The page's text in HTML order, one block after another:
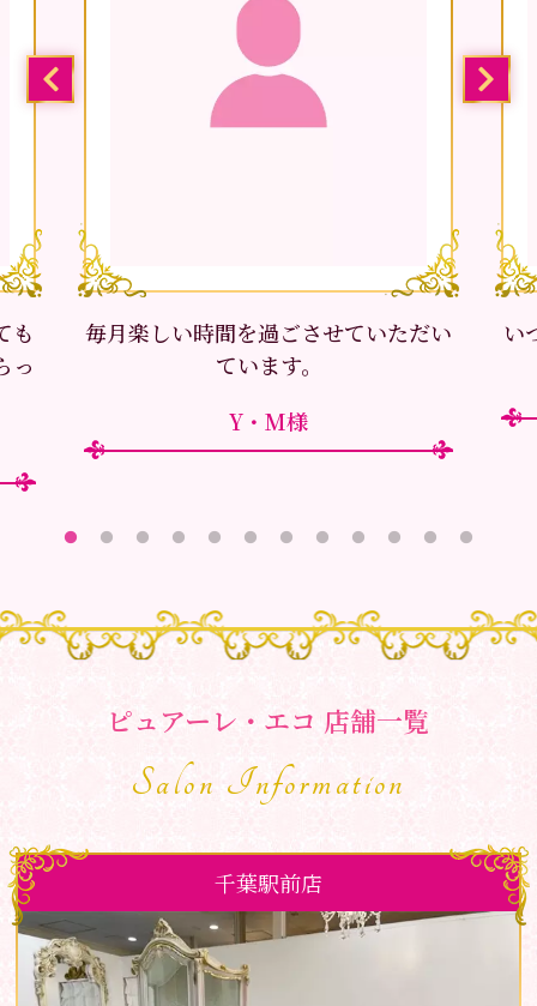
も
っ
毎月楽しい時間を過ごさせていただい
ています。
Y・M様
い
ピュアーレ・エコ 店舗一覧
Salon Information
千葉駅前店